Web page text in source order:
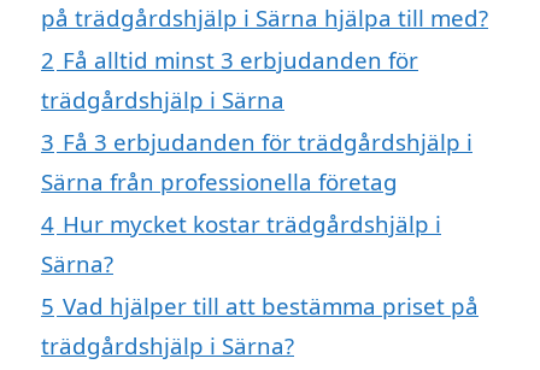
på trädgårdshjälp i Särna hjälpa till med?
2 Få alltid minst 3 erbjudanden för
trädgårdshjälp i Särna
3 Få 3 erbjudanden för trädgårdshjälp i
Särna från professionella företag
4 Hur mycket kostar trädgårdshjälp i
Särna?
5 Vad hjälper till att bestämma priset på
trädgårdshjälp i Särna?